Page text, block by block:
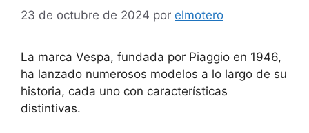
23 de octubre de 2024 por elmotero
La marca Vespa, fundada por Piaggio en 1946,
ha lanzado numerosos modelos a lo largo de su
historia, cada uno con características
distintivas.